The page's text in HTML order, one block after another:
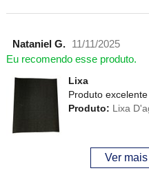
Nataniel G.
11/11/2025
Eu recomendo esse produto.
Lixa
Produto excelente
Produto: Lixa
Ver